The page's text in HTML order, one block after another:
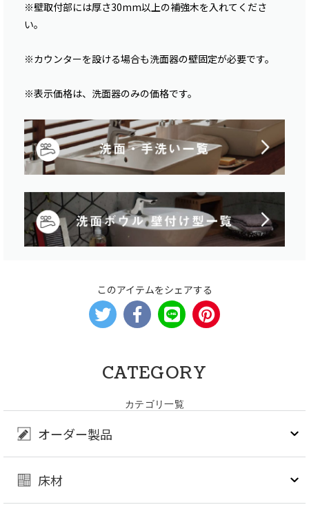
※壁取付部には厚さ30mm以上の補強木を入れてくださ
い。
※カウンターを設ける場合も洗面器の壁固定が必要です。
※表示価格は、洗面器のみの価格です。
このアイテムをシェアする
CATEGORY
カテゴリ一覧
オーダー製品
床材